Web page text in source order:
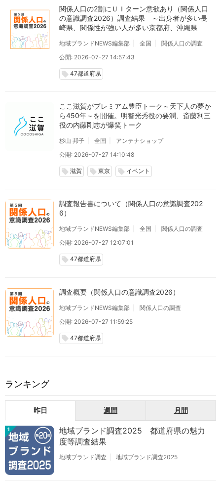
関係人口の2割にＵＩターン意欲あり（関係人口
の意識調査2026）調査結果 ～出身者が多い長
崎県、関係性が強い人が多い京都府、沖縄県
地域ブランドNEWS編集部 全国
関係人口の調査
公開: 2026-07-27 14:57:43
local_offer 47都道府県
ここ滋賀がプレミアム豊臣トーク～天下人の夢か
ら450年～を開催。明智光秀役の要潤、斎藤利三
役の内藤剛志が爆笑トーク
杉山 邦子 全国
アンテナショップ
公開: 2026-07-27 14:10:48
local_offer 滋賀 local_offer 東京 local_offer イベント
調査報告書について（関係人口の意識調査202
6）
地域ブランドNEWS編集部 全国
関係人口の調査
公開: 2026-07-27 12:07:01
local_offer 47都道府県
調査概要（関係人口の意識調査2026）
地域ブランドNEWS編集部
関係人口の調査
公開: 2026-07-27 11:59:25
local_offer 47都道府県
ランキング
昨日 週間 月間
1
地域ブランド調査2025 都道府県の魅力
度等調査結果
地域ブランド調査 地域ブランド調査2025